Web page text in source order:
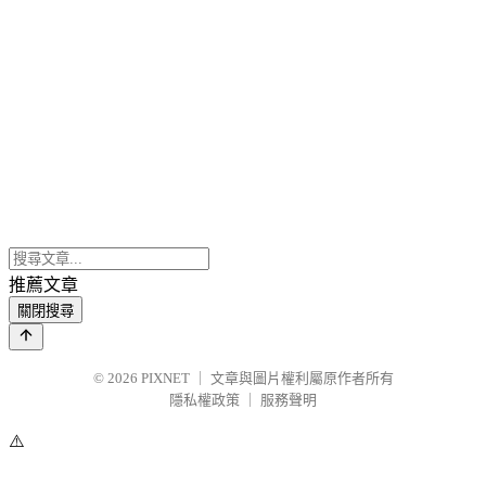
推薦文章
關閉搜尋
© 2026 PIXNET
文章與圖片權利屬原作者所有
隱私權政策
服務聲明
⚠️